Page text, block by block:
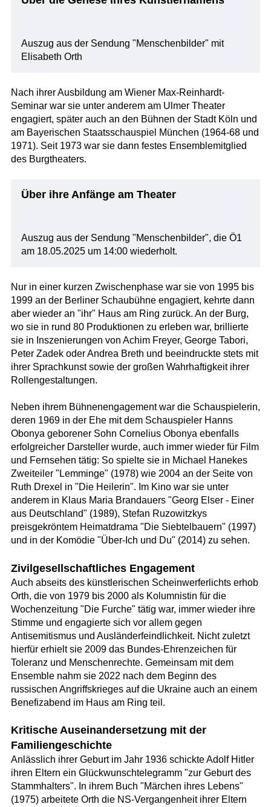
Auszug aus der Sendung "Menschenbilder" mit
Elisabeth Orth
Nach ihrer Ausbildung am Wiener Max-Reinhardt-
Seminar war sie unter anderem am Ulmer Theater
engagiert, später auch an den Bühnen der Stadt Köln und
am Bayerischen Staatsschauspiel München (1964-68 und
1971). Seit 1973 war sie dann festes Ensemblemitglied
des Burgtheaters.
Über ihre Anfänge am Theater
Auszug aus der Sendung "Menschenbilder", die Ö1
am 18.05.2025 um 14:00 wiederholt.
Nur in einer kurzen Zwischenphase war sie von 1995 bis
1999 an der Berliner Schaubühne engagiert, kehrte dann
aber wieder an "ihr" Haus am Ring zurück. An der Burg,
wo sie in rund 80 Produktionen zu erleben war, brillierte
sie in Inszenierungen von Achim Freyer, George Tabori,
Peter Zadek oder Andrea Breth und beeindruckte stets mit
ihrer Sprachkunst sowie der großen Wahrhaftigkeit ihrer
Rollengestaltungen.
Neben ihrem Bühnenengagement war die Schauspielerin,
deren 1969 in der Ehe mit dem Schauspieler Hanns
Obonya geborener Sohn Cornelius Obonya ebenfalls
erfolgreicher Darsteller wurde, auch immer wieder für Film
und Fernsehen tätig: So spielte sie in Michael Hanekes
Zweiteiler "Lemminge" (1978) wie 2004 an der Seite von
Ruth Drexel in "Die Heilerin". Im Kino war sie unter
anderem in Klaus Maria Brandauers "Georg Elser - Einer
aus Deutschland" (1989), Stefan Ruzowitzkys
preisgekröntem Heimatdrama "Die Siebtelbauern" (1997)
und in der Komödie "Über-Ich und Du" (2014) zu sehen.
Zivilgesellschaftliches Engagement
Auch abseits des künstlerischen Scheinwerferlichts erhob
Orth, die von 1979 bis 2000 als Kolumnistin für die
Wochenzeitung "Die Furche" tätig war, immer wieder ihre
Stimme und engagierte sich vor allem gegen
Antisemitismus und Ausländerfeindlichkeit. Nicht zuletzt
hierfür erhielt sie 2009 das Bundes-Ehrenzeichen für
Toleranz und Menschenrechte. Gemeinsam mit dem
Ensemble nahm sie 2022 nach dem Beginn des
russischen Angriffskrieges auf die Ukraine auch an einem
Benefizabend im Haus am Ring teil.
Kritische Auseinandersetzung mit der
Familiengeschichte
Anlässlich ihrer Geburt im Jahr 1936 schickte Adolf Hitler
ihren Eltern ein Glückwunschtelegramm "zur Geburt des
Stammhalters". In ihrem Buch "Märchen ihres Lebens"
(1975) arbeitete Orth die NS-Vergangenheit ihrer Eltern